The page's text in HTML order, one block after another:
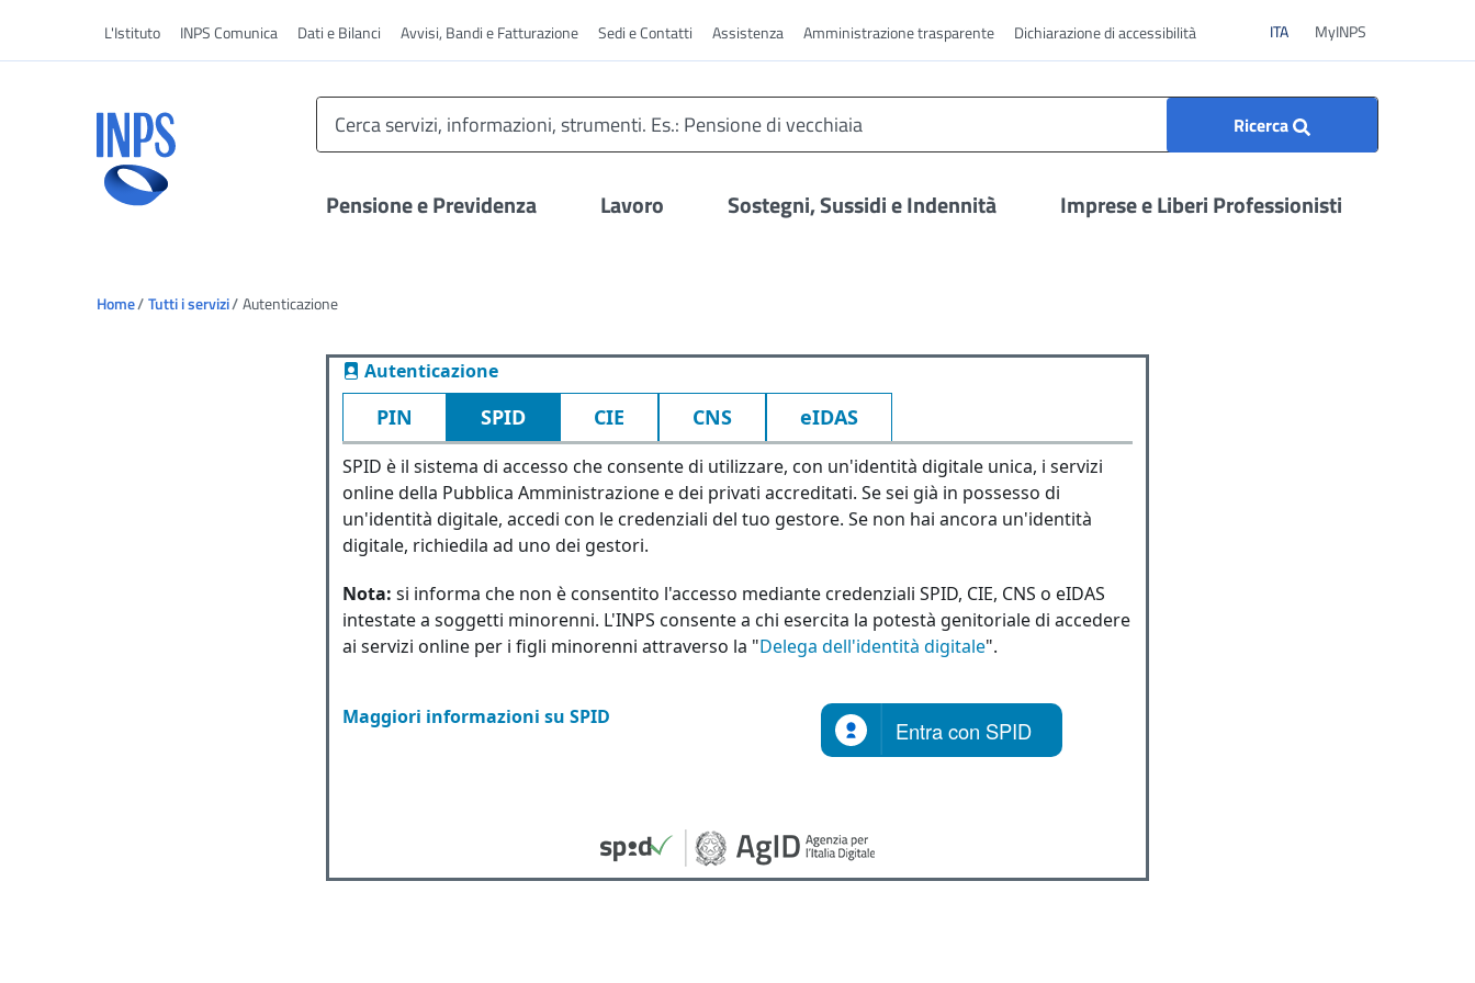
L'Istituto INPS Comunica Dati e Bilanci Avvisi, Bandi e Fatturazione Sedi e Contatti Assistenza Amministrazione trasparente Dichiarazione di accessibilità ITAITA MyINPS
Ricerca
Pensione e Previdenza Lavoro Sostegni, Sussidi e Indennità Imprese e Liberi Professionisti
Home Tutti i servizi Autenticazione
Autenticazione
PIN SPID CIE CNS eIDAS
SPID è il sistema di accesso che consente di utilizzare, con un'identità digitale unica, i servizi
online della Pubblica Amministrazione e dei privati accreditati. Se sei già in possesso di
un'identità digitale, accedi con le credenziali del tuo gestore. Se non hai ancora un'identità
digitale, richiedila ad uno dei gestori.
Nota: si informa che non è consentito l'accesso mediante credenziali SPID, CIE, CNS o eIDAS
intestate a soggetti minorenni. L'INPS consente a chi esercita la potestà genitoriale di accedere
ai servizi online per i figli minorenni attraverso la "Delega dell'identità digitale".
Maggiori informazioni su SPID
Entra con SPID